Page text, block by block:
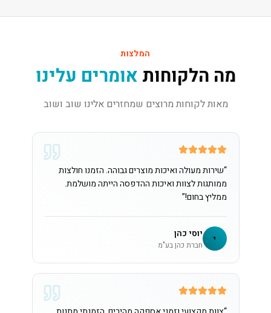
המלצות
מה הלקוחות אומרים עלינו
מאות לקוחות מרוצים שמחזרים אלינו שוב ושוב
“שירות מעולה ואיכות מוצרים גבוהה. הזמנו חולצות
ממותגות לצוות ואיכות ההדפסה הייתה מושלמת.
ממליץ בחום!”
י יוסי כהן
חברת כהן בע"מ